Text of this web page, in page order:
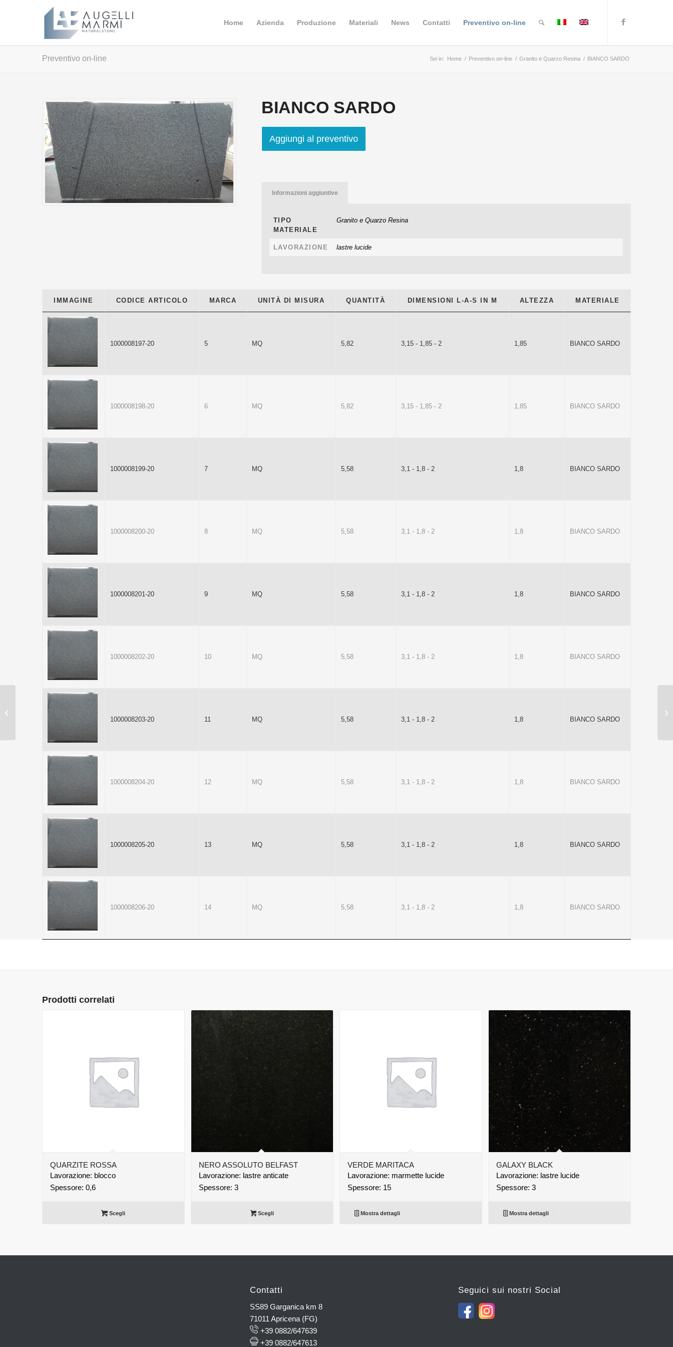
Home Azienda Produzione Materiali News Contatti Preventivo on-line
Preventivo on-line Sei in: Home / Preventivo on-line / Granito e Quarzo Resina / BIANCO SARDO
BIANCO SARDO
Aggiungi al preventivo
Informazioni aggiuntive
TIPO
MATERIALE
Granito e Quarzo Resina
LAVORAZIONE lastre lucide
IMMAGINE CODICE ARTICOLO MARCA UNITÀ DI MISURA QUANTITÀ DIMENSIONI L-A-S IN M ALTEZZA MATERIALE
1000008197-20 5 MQ 5,82 3,15 - 1,85 - 2 1,85 BIANCO SARDO
1000008198-20 6 MQ 5,82 3,15 - 1,85 - 2 1,85 BIANCO SARDO
1000008199-20 7 MQ 5,58 3,1 - 1,8 - 2 1,8 BIANCO SARDO
1000008200-20 8 MQ 5,58 3,1 - 1,8 - 2 1,8 BIANCO SARDO
1000008201-20 9 MQ 5,58 3,1 - 1,8 - 2 1,8 BIANCO SARDO
1000008202-20 10 MQ 5,58 3,1 - 1,8 - 2 1,8 BIANCO SARDO
1000008203-20 11 MQ 5,58 3,1 - 1,8 - 2 1,8 BIANCO SARDO
1000008204-20 12 MQ 5,58 3,1 - 1,8 - 2 1,8 BIANCO SARDO
1000008205-20 13 MQ 5,58 3,1 - 1,8 - 2 1,8 BIANCO SARDO
1000008206-20 14 MQ 5,58 3,1 - 1,8 - 2 1,8 BIANCO SARDO
Prodotti correlati
QUARZITE ROSSA
Lavorazione: blocco
Spessore: 0,6
Scegli
NERO ASSOLUTO BELFAST
Lavorazione: lastre anticate
Spessore: 3
Scegli
VERDE MARITACA
Lavorazione: marmette lucide
Spessore: 15
Mostra dettagli
GALAXY BLACK
Lavorazione: lastre lucide
Spessore: 3
Mostra dettagli
Contatti
SS89 Garganica km 8
71011 Apricena (FG)
+39 0882/647639
+39 0882/647613
Seguici sui nostri Social